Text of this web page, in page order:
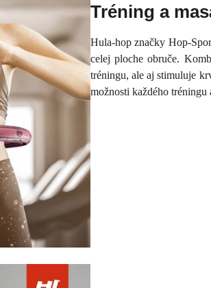
Tréning a
Hula-hop značky Hop-
celej ploche obruče.
tréningu, ale aj stimuluje
možnosti každého tréningu